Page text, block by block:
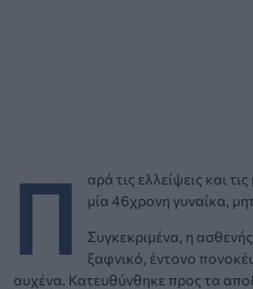
Π
αρά τις ελλείψεις και
μία 46χρονη γυναίκα,
Συγκεκριμένα, η
ξαφνικό, έντονο
αυχένα. Κατευθύνθηκε προς τα